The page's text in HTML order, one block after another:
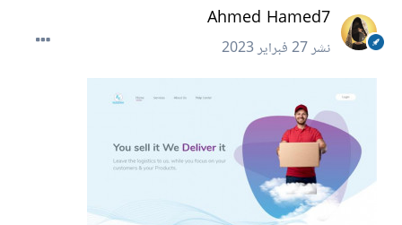
Ahmed Hamed7
نشر27 فبراير 2023